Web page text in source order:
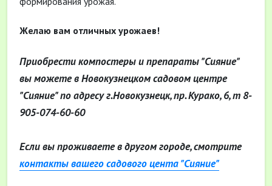
Желаю вам отличных урожаев!
Приобрести компостеры и препараты "Сияние"
вы можете в Новокузнецком садовом центре
"Сияние" по адресу г.Новокузнецк, пр. Курако, 6, т 8-
905-074-60-60
Если вы проживаете в другом городе, смотрите
контакты вашего садового цента "Сияние"